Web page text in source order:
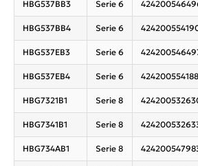
HBG537BB3 Serie 6
HBG537BB4 Serie 6
HBG537EB3 Serie 6
HBG537EB4 Serie 6
HBG7321B1 Serie 8
HBG7341B1 Serie 8
HBG734AB1 Serie 8